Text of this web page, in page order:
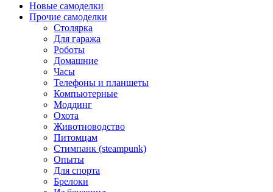
Новые самоделки
Прочие самоделки
Столярка
Для гаража
Роботы
Домашние
Часы
Телефоны и планшеты
Компьютерные
Моддинг
Охота
Животноводство
Питомцам
Стимпанк (steampunk)
Опыты
Для спорта
Брелоки